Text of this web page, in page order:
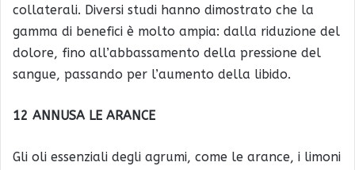
collaterali. Diversi studi hanno dimostrato che la
gamma di benefici è molto ampia: dalla riduzione del
dolore, fino all’abbassamento della pressione del
sangue, passando per l’aumento della libido.
12 ANNUSA LE ARANCE
Gli oli essenziali degli agrumi, come le arance, i limoni